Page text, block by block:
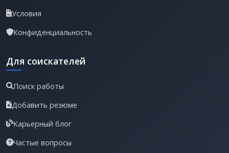
Условия
Конфиденциальность
Для соискателей
Поиск работы
Добавить резюме
Карьерный блог
Частые вопросы